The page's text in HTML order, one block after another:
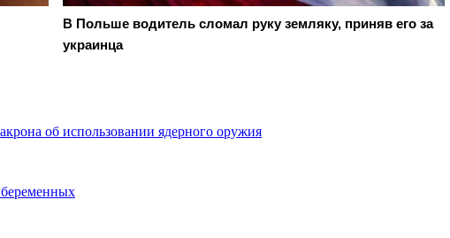
В Польше водитель сломал руку земляку, приняв его за
украинца
об использовании ядерного оружия